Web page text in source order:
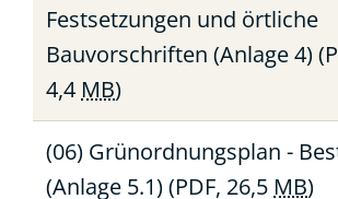
Festsetzungen und örtliche
Bauvorschriften (Anlage 4)
4,4 MB)
(06) Grünordnungsplan -
(Anlage 5.1) (PDF, 26,5 MB)